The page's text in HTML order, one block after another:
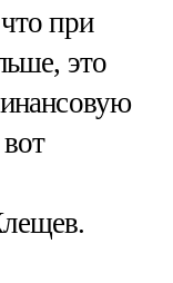
при
это